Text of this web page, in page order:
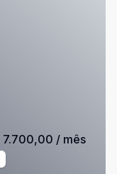
7.700,00 / mês